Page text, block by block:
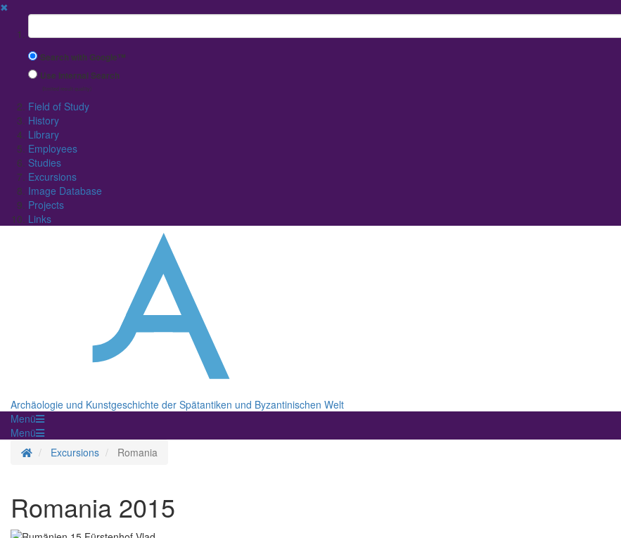
✖
Suchbegriff
Search with Google™
Use Internal Search
(limited result quality)
Field of Study
History
Library
Employees
Studies
Excursions
Image Database
Projects
Links
Archäologie und Kunstgeschichte der Spätantiken und Byzantinischen Welt
Menü
Menü
Homepage
Excursions Romania
Romania 2015